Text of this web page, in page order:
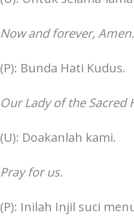
Now and forever, Amen.
(P): Bunda Hati Kudus.
Our Lady of the Sacred
(U): Doakanlah kami.
Pray for us.
(P): Inilah Injil suci